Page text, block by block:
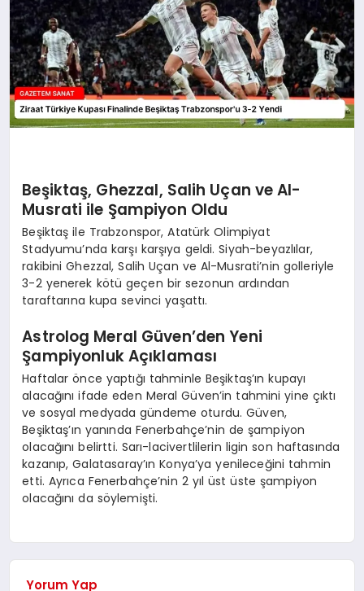
Beşiktaş, Ghezzal, Salih Uçan ve Al-
Musrati ile Şampiyon Oldu
Beşiktaş ile Trabzonspor, Atatürk Olimpiyat
Stadyumu’nda karşı karşıya geldi. Siyah-beyazlılar,
rakibini Ghezzal, Salih Uçan ve Al-Musrati’nin golleriyle
3-2 yenerek kötü geçen bir sezonun ardından
taraftarına kupa sevinci yaşattı.
Astrolog Meral Güven’den Yeni
Şampiyonluk Açıklaması
Haftalar önce yaptığı tahminle Beşiktaş’ın kupayı
alacağını ifade eden Meral Güven’in tahmini yine çıktı
ve sosyal medyada gündeme oturdu. Güven,
Beşiktaş’ın yanında Fenerbahçe’nin de şampiyon
olacağını belirtti. Sarı-lacivertlilerin ligin son haftasında
kazanıp, Galatasaray’ın Konya’ya yenileceğini tahmin
etti. Ayrıca Fenerbahçe’nin 2 yıl üst üste şampiyon
olacağını da söylemişti.
Yorum Yap